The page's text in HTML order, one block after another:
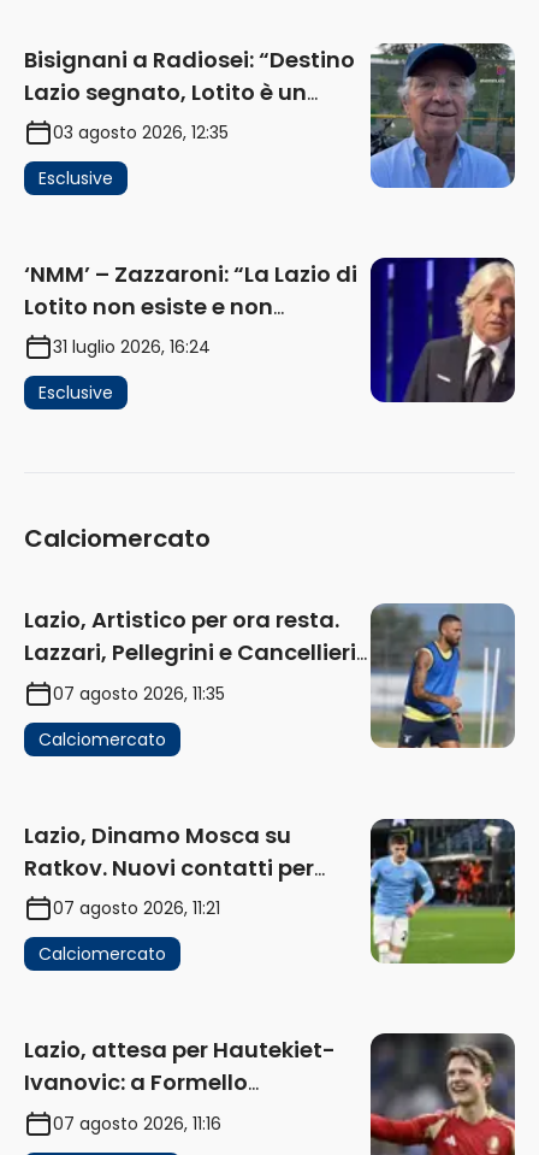
Bisignani a Radiosei: “Destino
Lazio segnato, Lotito è un
problema, la chiave sono
Flaminio e politica. La protesta
e gli interessi dei fondi”
03 agosto 2026, 12:35
Esclusive
‘NMM’ – Zazzaroni: “La Lazio di
Lotito non esiste e non
funziona più. E’ ora di lasciare,
ma lui non ascolta. Pignataro?
Ho verificato…” (AUDIO)
31 luglio 2026, 16:24
Esclusive
Calciomercato
Lazio, Artistico per ora resta.
Lazzari, Pellegrini e Cancellieri
in uscita
07 agosto 2026, 11:35
Calciomercato
Lazio, Dinamo Mosca su
Ratkov. Nuovi contatti per
Pinamonti
07 agosto 2026, 11:21
Calciomercato
Lazio, attesa per Hautekiet-
Ivanovic: a Formello
attendono risposte
07 agosto 2026, 11:16